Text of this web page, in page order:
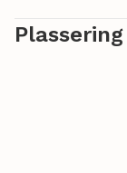
Plassering